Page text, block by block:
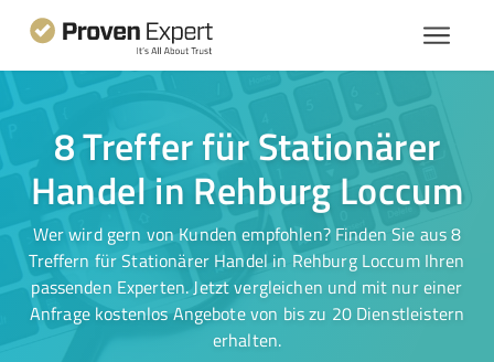
8 Treffer für Stationärer
Handel in Rehburg Loccum
Wer wird gern von Kunden empfohlen? Finden Sie aus 8
Treffern für Stationärer Handel in Rehburg Loccum Ihren
passenden Experten. Jetzt vergleichen und mit nur einer
Anfrage kostenlos Angebote von bis zu 20 Dienstleistern
erhalten.